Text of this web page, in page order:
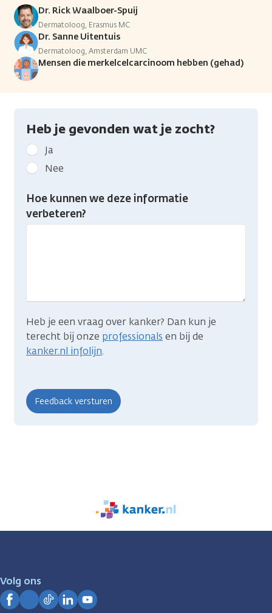
Dr. Rick Waalboer-Spuij
Dermatoloog, Erasmus MC
Dr. Sanne Uitentuis
Dermatoloog, Amsterdam UMC
Mensen die merkelcelcarcinoom hebben (gehad)
Heb je gevonden wat je zocht?
Geef
kanker.nl
feedback:
Heb
gevonden
Ja
Nee
Hoe kunnen we deze informatie
verbeteren?
Heb je een vraag over kanker? Dan kun je
terecht bij onze professionals en bij de
kanker.nl infolijn.
We
zijn
Volg ons